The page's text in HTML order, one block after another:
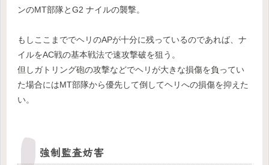
ンのMT部隊とG2 ナイルの襲撃。
もしここまででヘリのAPが十分に残っているのであれば、ナ
イルをAC戦の基本戦法で速攻撃破を狙う。
但しガトリング砲の攻撃などでヘリが大きな損傷を負ってい
た場合にはMT部隊から優先して倒してヘリへの損傷を抑えた
い。
強制監査妨害